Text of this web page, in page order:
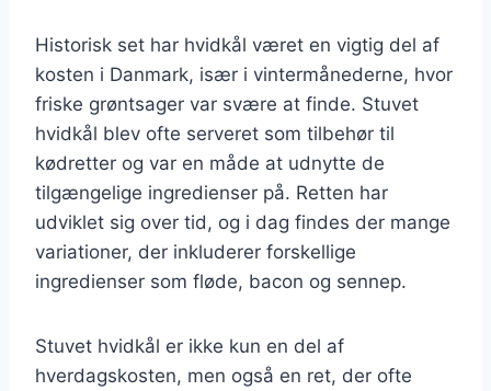
Historisk set har hvidkål været en vigtig del af
kosten i Danmark, især i vintermånederne, hvor
friske grøntsager var svære at finde. Stuvet
hvidkål blev ofte serveret som tilbehør til
kødretter og var en måde at udnytte de
tilgængelige ingredienser på. Retten har
udviklet sig over tid, og i dag findes der mange
variationer, der inkluderer forskellige
ingredienser som fløde, bacon og sennep.
Stuvet hvidkål er ikke kun en del af
hverdagskosten, men også en ret, der ofte